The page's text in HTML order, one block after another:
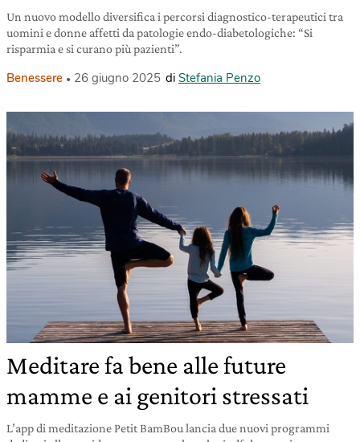
Un nuovo modello diversifica i percorsi diagnostico-terapeutici tra
uomini e donne affetti da patologie endo-diabetologiche: “Si
risparmia e si curano più pazienti”.
Benessere 26 giugno 2025 di Stefania Penzo
Meditare fa bene alle future
mamme e ai genitori stressati
L’app di meditazione Petit BamBou lancia due nuovi programmi